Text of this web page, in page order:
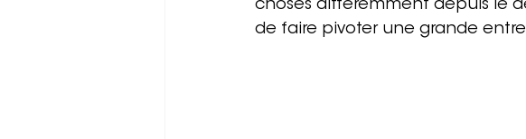
choses différemment depuis le
de faire pivoter une grande